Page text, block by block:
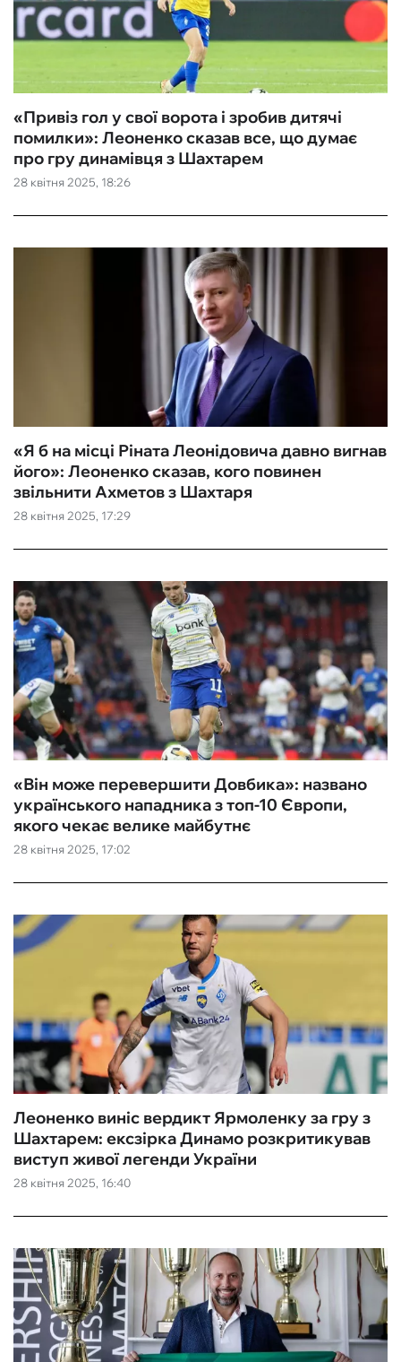
28 квітня 2025, 18:26
«Привіз гол у свої ворота і зробив дитячі
помилки»: Леоненко сказав все, що думає
про гру динамівця з Шахтарем
28 квітня 2025, 17:29
«Я б на місці Ріната Леонідовича давно вигнав
його»: Леоненко сказав, кого повинен
звільнити Ахметов з Шахтаря
28 квітня 2025, 17:02
«Він може перевершити Довбика»: названо
українського нападника з топ-10 Європи,
якого чекає велике майбутнє
28 квітня 2025, 16:40
Леоненко виніс вердикт Ярмоленку за гру з
Шахтарем: ексзірка Динамо розкритикував
виступ живої легенди України